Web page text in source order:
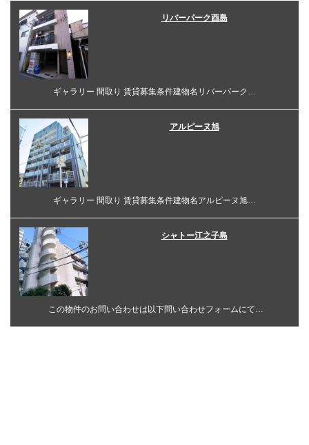
リバーパーク酉島
ギャラリー 間取り 賃貸募集条件建物名リバーパーク…
アルピーヌ旭
ギャラリー 間取り 賃貸募集条件建物名アルピーヌ旭…
シャトー江之子島
この物件のお問い合わせは以下問い合わせフォームにて…